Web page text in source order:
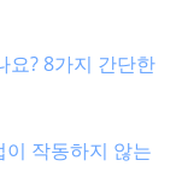
요? 8가지 간단한
작동하지 않는